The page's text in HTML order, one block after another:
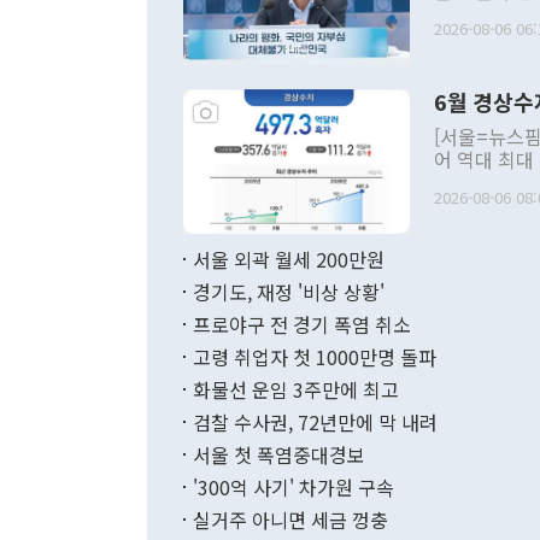
발언 중에는
주의적 희망
관의 대북
관 부처 장
관의 무리한
다. [정동영 통일부 장관이 지난달 23일 오후 서울 종로구 정부서울청사에
무너졌다고
함께 4자 대
2026-08-06
6월 경상
[서울=뉴스
어 역대 최
료=한국은행] 한국은행이 6일 발표한 '2026년 6월 국제수지(잠정)'
며 월간 기
196.9% 급
수출은
2026-08-06
서울 외곽 월세 200만원
경기도, 재정 '비상 상황'
프로야구 전 경기 폭염 취소
고령 취업자 첫 1000만명 돌파
화물선 운임 3주만에 최고
검찰 수사권, 72년만에 막 내려
서울 첫 폭염중대경보
'300억 사기' 차가원 구속
실거주 아니면 세금 껑충